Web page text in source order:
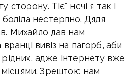
сторону. Тієї ночі я так і
нестерпно. Дядя
Михайло дав нам
вранці вивіз на пагорб, аби
адже інтернету вже
місцями. Зрештою нам